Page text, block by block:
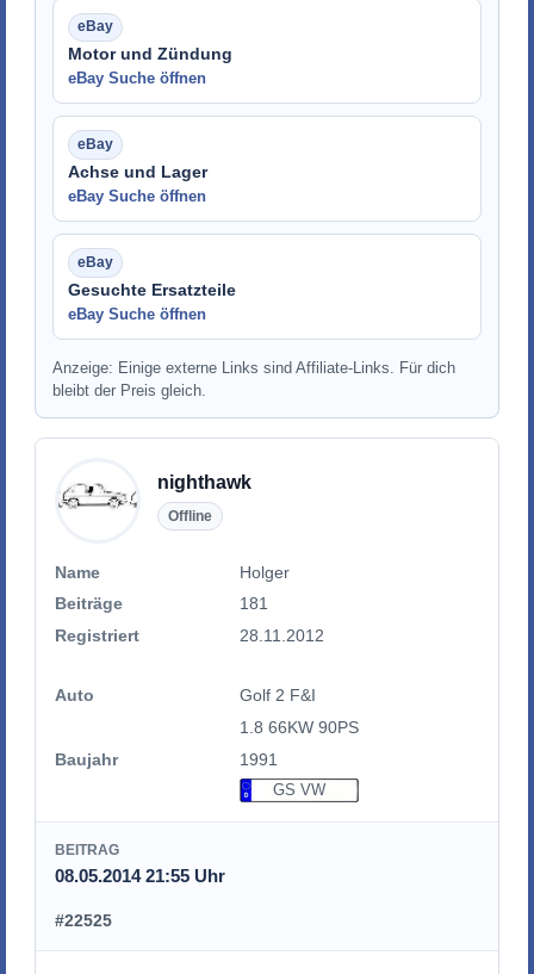
Motor und Zündung
eBay Suche öffnen
Achse und Lager
eBay Suche öffnen
Gesuchte Ersatzteile
eBay Suche öffnen
Anzeige: Einige externe Links sind Affiliate-Links. Für dich
bleibt der Preis gleich.
nighthawk
Offline
Name
Holger
Beiträge
181
Registriert
28.11.2012
Auto
Golf 2 F&I
1.8 66KW 90PS
Baujahr
1991
GS VW
BEITRAG
08.05.2014 21:55 Uhr
#22525